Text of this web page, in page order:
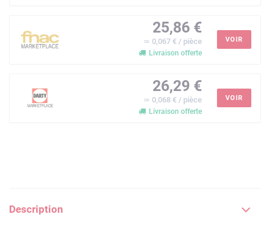
25,86 €
≃ 0,067 € / pièce
Livraison offerte
VOIR
26,29 €
≃ 0,068 € / pièce
Livraison offerte
VOIR
Description